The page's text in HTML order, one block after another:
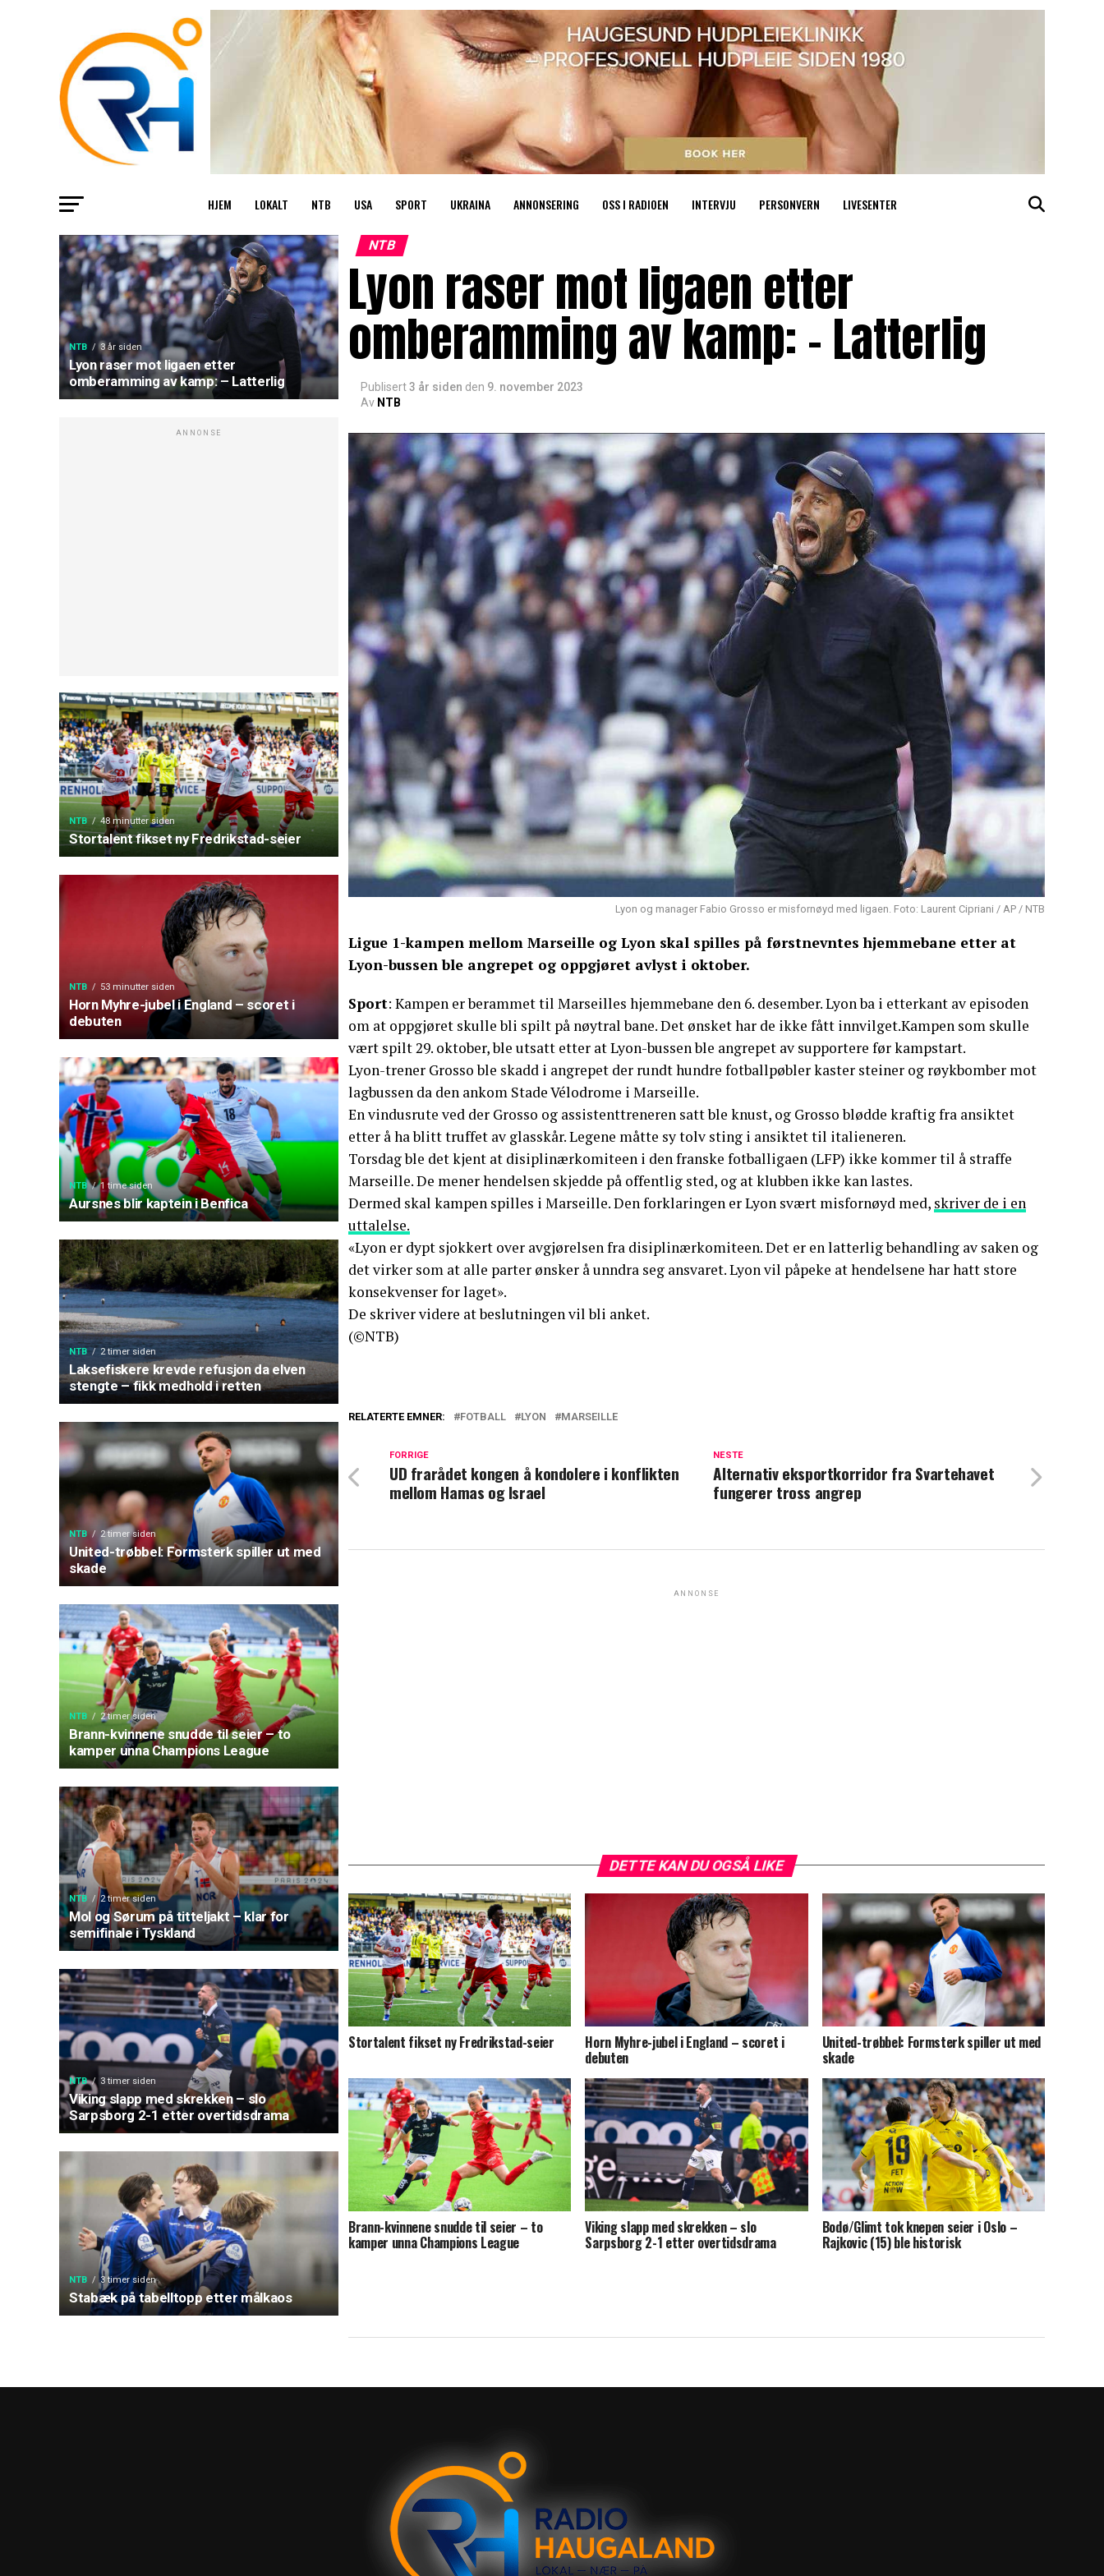
HJEM LOKALT NTB USA SPORT UKRAINA ANNONSERING OSS I RADIOEN INTERVJU PERSONVERN LIVESENTER
NTB 3 år siden
Lyon raser mot ligaen etter
omberamming av kamp: – Latterlig
ANNONSE
NTB 48 minutter siden
Stortalent fikset ny Fredrikstad-seier
NTB 53 minutter siden
Horn Myhre-jubel i England – scoret i
debuten
NTB 1 time siden
Aursnes blir kaptein i Benfica
NTB 2 timer siden
Laksefiskere krevde refusjon da elven
stengte – fikk medhold i retten
NTB 2 timer siden
United-trøbbel: Formsterk spiller ut med
skade
NTB 2 timer siden
Brann-kvinnene snudde til seier – to
kamper unna Champions League
NTB 2 timer siden
Mol og Sørum på titteljakt – klar for
semifinale i Tyskland
NTB 3 timer siden
Viking slapp med skrekken – slo
Sarpsborg 2-1 etter overtidsdrama
NTB 3 timer siden
Stabæk på tabelltopp etter målkaos
NTB
Lyon raser mot ligaen etter
omberamming av kamp: – Latterlig
Publisert3 år siden den 9. november 2023
Av NTB
Lyon og manager Fabio Grosso er misfornøyd med ligaen. Foto: Laurent Cipriani / AP / NTB
Ligue 1-kampen mellom Marseille og Lyon skal spilles på førstnevntes hjemmebane etter at
Lyon-bussen ble angrepet og oppgjøret avlyst i oktober.
Sport: Kampen er berammet til Marseilles hjemmebane den 6. desember. Lyon ba i etterkant av episoden
om at oppgjøret skulle bli spilt på nøytral bane. Det ønsket har de ikke fått innvilget.Kampen som skulle
vært spilt 29. oktober, ble utsatt etter at Lyon-bussen ble angrepet av supportere før kampstart.
Lyon-trener Grosso ble skadd i angrepet der rundt hundre fotballpøbler kaster steiner og røykbomber mot
lagbussen da den ankom Stade Vélodrome i Marseille.
En vindusrute ved der Grosso og assistenttreneren satt ble knust, og Grosso blødde kraftig fra ansiktet
etter å ha blitt truffet av glasskår. Legene måtte sy tolv sting i ansiktet til italieneren.
Torsdag ble det kjent at disiplinærkomiteen i den franske fotballigaen (LFP) ikke kommer til å straffe
Marseille. De mener hendelsen skjedde på offentlig sted, og at klubben ikke kan lastes.
Dermed skal kampen spilles i Marseille. Den forklaringen er Lyon svært misfornøyd med, skriver de i en
uttalelse.
«Lyon er dypt sjokkert over avgjørelsen fra disiplinærkomiteen. Det er en latterlig behandling av saken og
det virker som at alle parter ønsker å unndra seg ansvaret. Lyon vil påpeke at hendelsene har hatt store
konsekvenser for laget».
De skriver videre at beslutningen vil bli anket.
(©NTB)
RELATERTE EMNER: FOTBALL LYON MARSEILLE
NESTE
Alternativ eksportkorridor fra Svartehavet
fungerer tross angrep
FORRIGE
UD frarådet kongen å kondolere i konflikten
mellom Hamas og Israel
ANNONSE
DETTE KAN DU OGSÅ LIKE
Stortalent fikset ny Fredrikstad-seier Horn Myhre-jubel i England – scoret i
debuten
United-trøbbel: Formsterk spiller ut med
skade
Brann-kvinnene snudde til seier – to
kamper unna Champions League
Viking slapp med skrekken – slo
Sarpsborg 2-1 etter overtidsdrama
Bodø/Glimt tok knepen seier i Oslo –
Rajkovic (15) ble historisk